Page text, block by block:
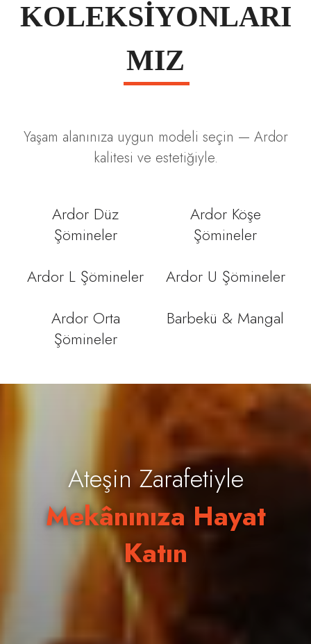
KOLEKSİYONLARI
MIZ
Yaşam alanınıza uygun modeli seçin — Ardor
kalitesi ve estetiğiyle.
Ardor Düz
Şömineler
Ardor Köşe
Şömineler
Ardor L Şömineler
Ardor U Şömineler
Ardor Orta
Şömineler
Barbekü & Mangal
Ateşin Zarafetiyle
Mekânınıza Hayat
Katın